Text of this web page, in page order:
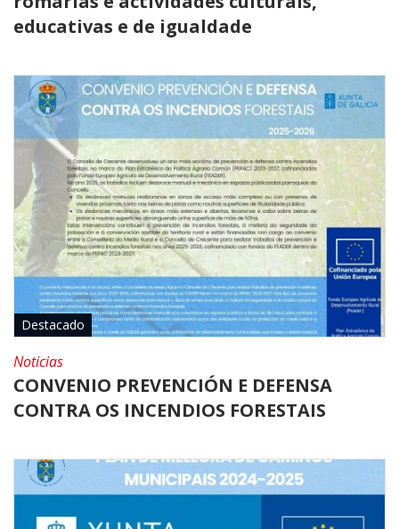
educativas e de igualdade
Destacado
Noticias
CONVENIO PREVENCIÓN E DEFENSA
CONTRA OS INCENDIOS FORESTAIS